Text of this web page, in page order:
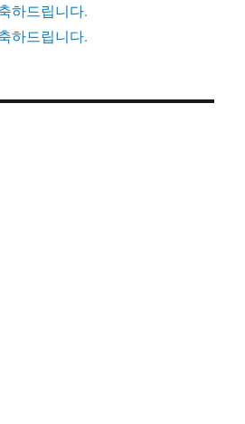
하드립니다.
하드립니다.